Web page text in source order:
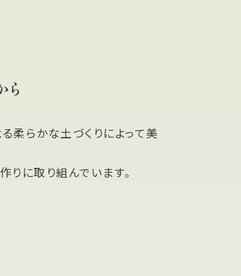
ら
柔らかな土づくりによって美
に取り組んでいます。